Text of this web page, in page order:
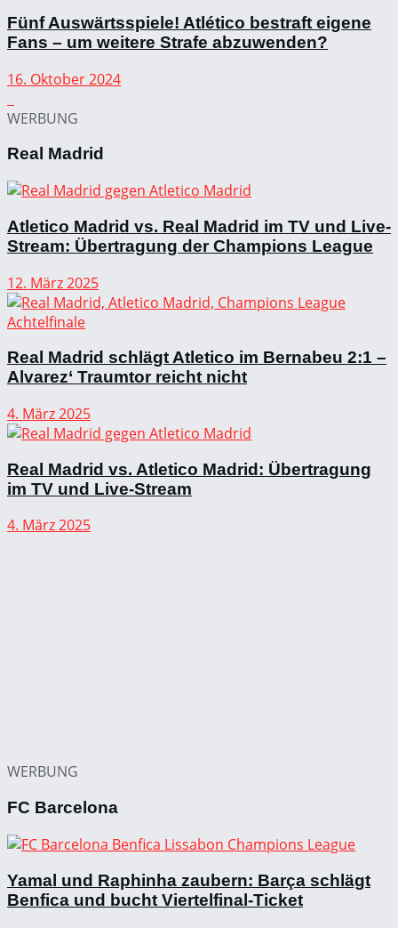
Fünf Auswärtsspiele! Atlético bestraft eigene
Fans – um weitere Strafe abzuwenden?
16. Oktober 2024
WERBUNG
Real Madrid
Atletico Madrid vs. Real Madrid im TV und Live-
Stream: Übertragung der Champions League
12. März 2025
Real Madrid schlägt Atletico im Bernabeu 2:1 –
Alvarez‘ Traumtor reicht nicht
4. März 2025
Real Madrid vs. Atletico Madrid: Übertragung
im TV und Live-Stream
4. März 2025
WERBUNG
FC Barcelona
Yamal und Raphinha zaubern: Barça schlägt
Benfica und bucht Viertelfinal-Ticket